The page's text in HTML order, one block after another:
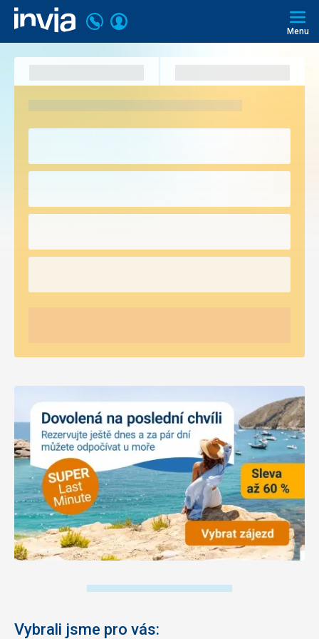
Invia.cz
Volejte
226
000
297
Přihlásit
Menu
Vybrali jsme pro vás: